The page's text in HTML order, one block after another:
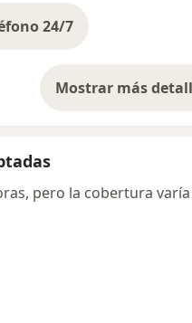
24/7
Mostrar mássobre la
pero la cobertura